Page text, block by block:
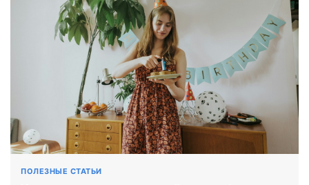
ПОЛЕЗНЫЕ СТАТЬИ